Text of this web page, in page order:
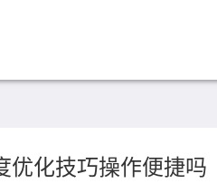
优化技巧操作便捷吗